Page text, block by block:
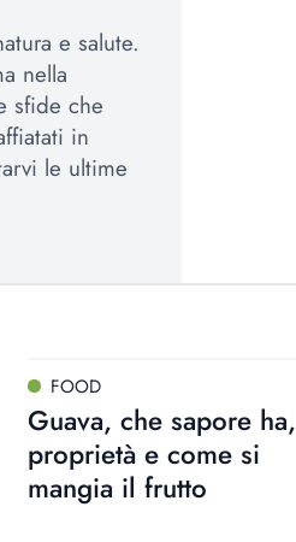
e salute.
nella
sfide che
in
le ultime
FOOD
Guava, che sapore ha,
proprietà e come si
mangia il frutto